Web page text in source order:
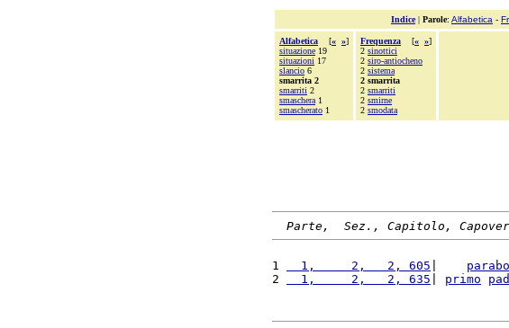
Indice| Parole: Alfabetica -
Alfabetica [« »]
situazione 19
situazioni 17
slancio 6
smarrita 2
smarriti 2
smaschera 1
smascherato 1
Frequenza [« »]
2 sinottici
2 siro-antiocheno
2 sistema
2 smarrita
2 smarriti
2 smirne
2 smodata
Parte,  Sez., Capitolo,
1
  1,     2,   2, 605
2
  1,     2,   2, 635
primo